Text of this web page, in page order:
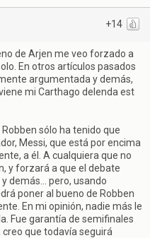
+14
de Arjen me veo forzado a
En otros artículos pasados
argumentada y demás,
mi Carthago delenda est
sólo ha tenido que
Messi, que está por encima
a él. A cualquiera que no
y forzará a que el debate
demás... pero, usando
poner al bueno de Robben
En mi opinión, nadie más le
Fue garantía de semifinales
que todavía seguirá